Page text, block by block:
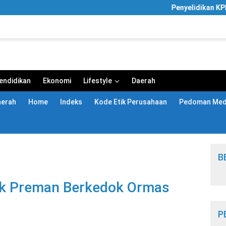
Penyelidikan KPK Meluas,
Ekonomi Lifestyle Daerah
Home Indeks Kode Etik Perusahaan Pedoman
Preman Berkedok Ormas